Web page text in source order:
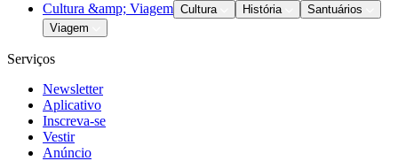
Cultura &amp; Viagem Cultura História
Santuários
Viagem
Serviços
Newsletter
Aplicativo
Inscreva-se
Vestir
Anúncio